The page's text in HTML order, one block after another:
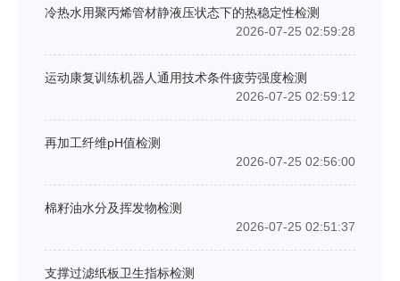
冷热水用聚丙烯管材静液压状态下的热稳定性检测
2026-07-25 02:59:28
运动康复训练机器人通用技术条件疲劳强度检测
2026-07-25 02:59:12
再加工纤维pH值检测
2026-07-25 02:56:00
棉籽油水分及挥发物检测
2026-07-25 02:51:37
支撑过滤纸板卫生指标检测